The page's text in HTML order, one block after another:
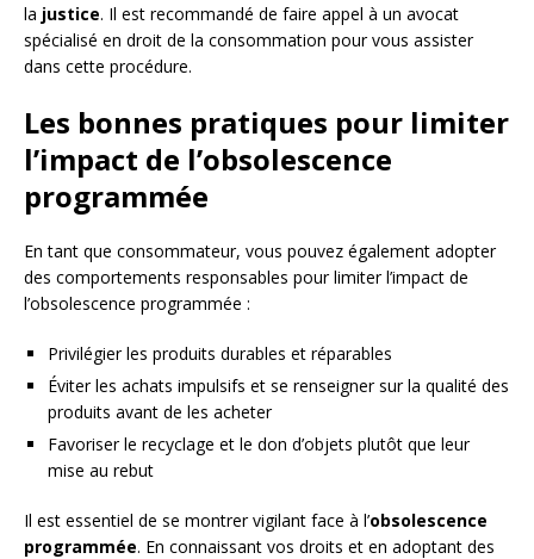
la justice. Il est recommandé de faire appel à un avocat
spécialisé en droit de la consommation pour vous assister
dans cette procédure.
Les bonnes pratiques pour limiter
l’impact de l’obsolescence
programmée
En tant que consommateur, vous pouvez également adopter
des comportements responsables pour limiter l’impact de
l’obsolescence programmée :
Privilégier les produits durables et réparables
Éviter les achats impulsifs et se renseigner sur la qualité des
produits avant de les acheter
Favoriser le recyclage et le don d’objets plutôt que leur
mise au rebut
Il est essentiel de se montrer vigilant face à l’obsolescence
programmée. En connaissant vos droits et en adoptant des